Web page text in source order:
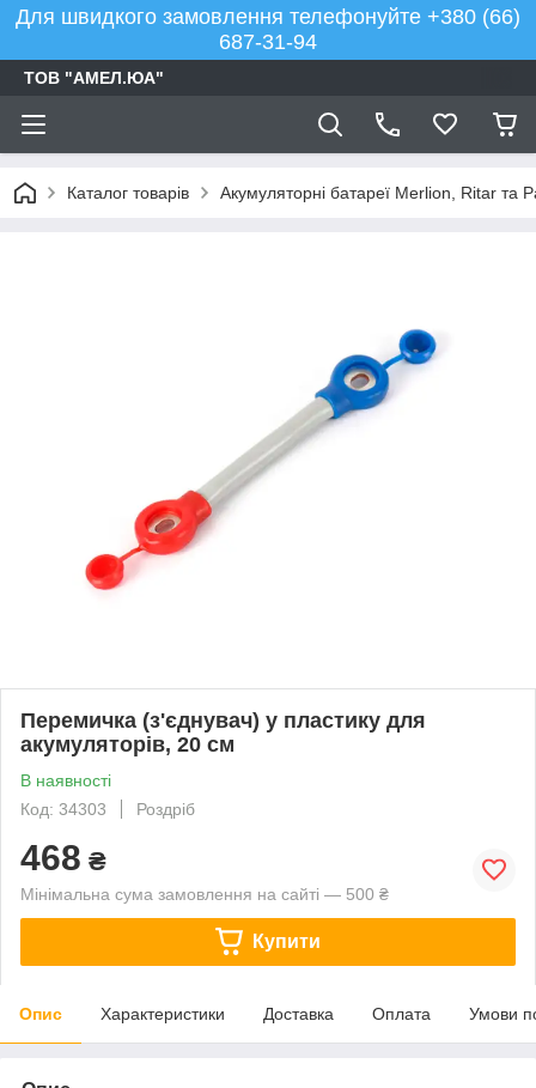
Для швидкого замовлення телефонуйте +380 (66)
687-31-94
ТОВ "АМЕЛ.ЮА"
Каталог товарів Акумуляторні батареї Merlion, Ritar та
Перемичка (з'єднувач) у пластику для
акумуляторів, 20 см
В наявності
Код: 34303
Роздріб
468 ₴
Мінімальна сума замовлення на сайті — 500 ₴
Купити
Опис Характеристики Доставка Оплата Умови